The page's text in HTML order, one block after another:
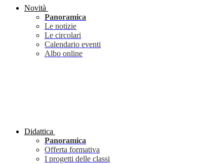
Novità
Panoramica
Le notizie
Le circolari
Calendario eventi
Albo online
Didattica
Panoramica
Offerta formativa
I progetti delle classi